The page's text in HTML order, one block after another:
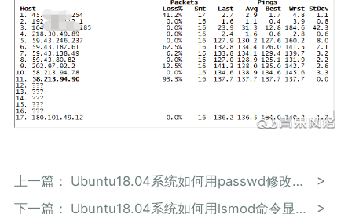
上一篇： Ubuntu18.04系统如何用passwd修改密码
下一篇： Ubuntu18.04系统如何用lsmod命令显示已载入系统的模块